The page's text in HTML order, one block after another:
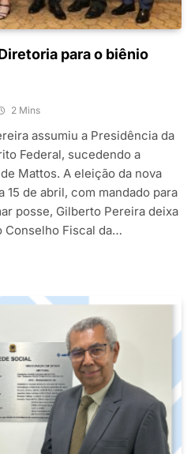
para o biênio
2 Mins
assumiu a Presidência da
Federal, sucedendo a
Mattos. A eleição da nova
de abril, com mandado para
posse, Gilberto Pereira deixa
Conselho Fiscal da…